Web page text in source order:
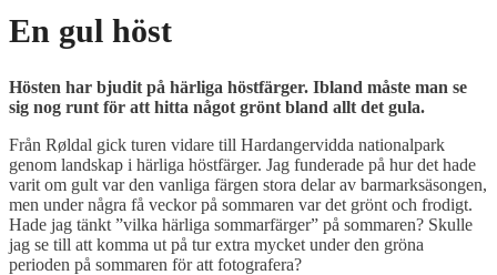
En gul höst
Hösten har bjudit på härliga höstfärger. Ibland måste man se
sig nog runt för att hitta något grönt bland allt det gula.
Från Røldal gick turen vidare till Hardangervidda nationalpark
genom landskap i härliga höstfärger. Jag funderade på hur det hade
varit om gult var den vanliga färgen stora delar av barmarksäsongen,
men under några få veckor på sommaren var det grönt och frodigt.
Hade jag tänkt ”vilka härliga sommarfärger” på sommaren? Skulle
jag se till att komma ut på tur extra mycket under den gröna
perioden på sommaren för att fotografera?